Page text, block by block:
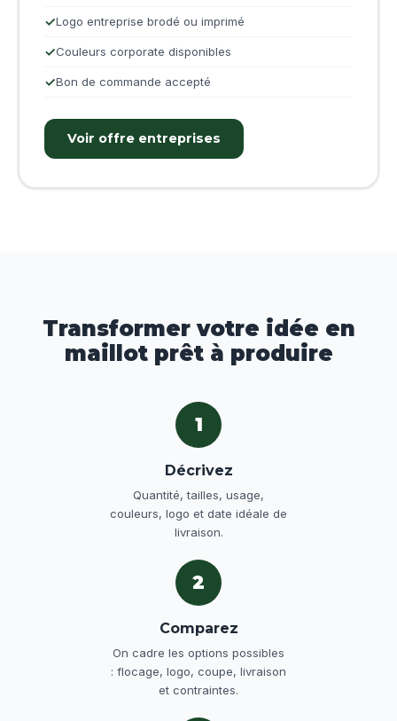
Logo entreprise brodé ou imprimé
Couleurs corporate disponibles
Bon de commande accepté
Voir offre entreprises
Transformer votre idée en
maillot prêt à produire
1
Décrivez
Quantité, tailles, usage,
couleurs, logo et date idéale de
livraison.
2
Comparez
On cadre les options possibles
: flocage, logo, coupe, livraison
et contraintes.